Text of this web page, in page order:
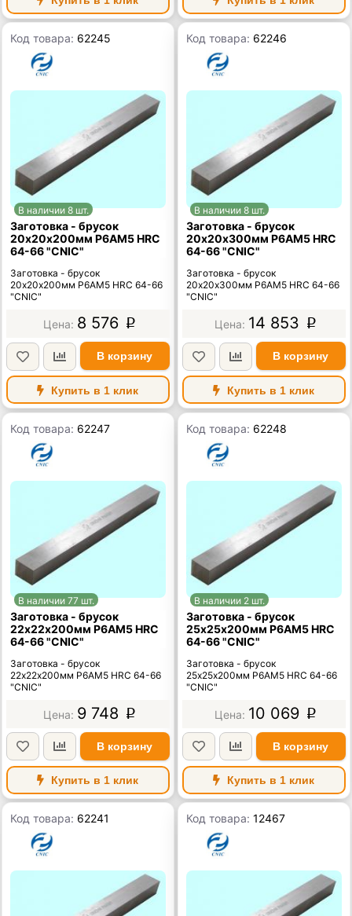
Код товара: 62245
В наличии 8 шт.
Заготовка - брусок
20х20х200мм Р6АМ5 HRC
64-66 "CNIC"
Заготовка - брусок
20х20х200мм Р6АМ5 HRC 64-66
"CNIC"
8 576 p
В корзину
Купить в 1 клик
Код товара: 62246
В наличии 8 шт.
Заготовка - брусок
20х20х300мм Р6АМ5 HRC
64-66 "CNIC"
Заготовка - брусок
20х20х300мм Р6АМ5 HRC 64-66
"CNIC"
14 853 p
В корзину
Купить в 1 клик
Код товара: 62247
В наличии 77 шт.
Заготовка - брусок
22х22х200мм Р6АМ5 HRC
64-66 "CNIC"
Заготовка - брусок
22х22х200мм Р6АМ5 HRC 64-66
"CNIC"
9 748 p
В корзину
Купить в 1 клик
Код товара: 62248
В наличии 2 шт.
Заготовка - брусок
25х25х200мм Р6АМ5 HRC
64-66 "CNIC"
Заготовка - брусок
25х25х200мм Р6АМ5 HRC 64-66
"CNIC"
10 069 p
В корзину
Купить в 1 клик
Код товара: 62241 Код товара:12467